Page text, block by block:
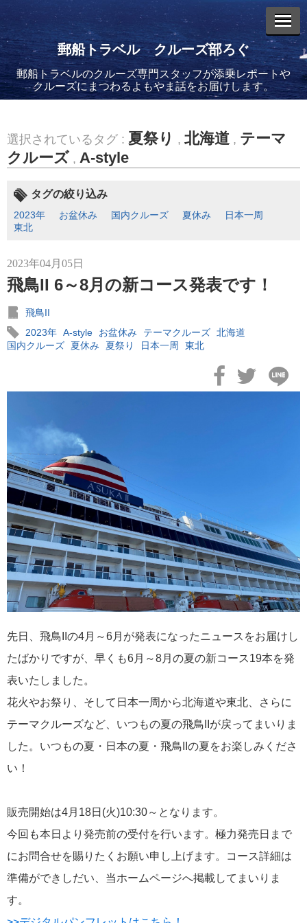
郵船トラベル クルーズ部ろぐ
郵船トラベルのクルーズ専門スタッフが添乗レポートや
クルーズにまつわるよもやま話をお届けします。
選択されているタグ : 夏祭り , 北海道, テーマ
クルーズ , A-style
タグの絞り込み
2023年 お盆休み 国内クルーズ 夏休み
日本一周
東北
2023年04月05日
飛鳥II 6～8月の新コース発表です！
飛鳥II
2023年 A-style お盆休み テーマクルーズ 北海道
国内クルーズ
夏休み 夏祭り 日本一周 東北
先日、飛鳥IIの4月～6月が発表になったニュースをお届けし
たばかりですが、早くも6月～8月の夏の新コース19本を発
表いたしました。
花火やお祭り、そして日本一周から北海道や東北、さらに
テーマクルーズなど、いつもの夏の飛鳥IIが戻ってまいりま
した。いつもの夏・日本の夏・飛鳥IIの夏をお楽しみくださ
い！
販売開始は4月18日(火)10:30～となります。
今回も本日より発売前の受付を行います。極力発売日まで
にお問合せを賜りたくお願い申し上げます。コース詳細は
準備ができしだい、当ホームページへ掲載してまいりま
す。
エントリーリスト
バイキング・エデンに乗船してきました！(1)
2026年02月19日
2026年02月16日
2026年02月04日
飛鳥II 小山薫堂×飛鳥II～洋上の大人の文化祭～本日発売です
2026年01月30日
飛鳥II シンガポール寄港中です！
2026年01月23日
飛鳥II 385